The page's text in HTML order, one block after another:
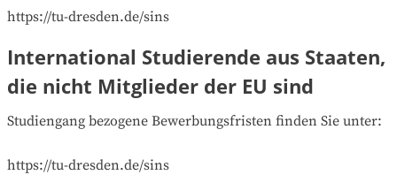
https://tu-dresden.de/sins
International Studierende aus Staaten,
die nicht Mitglieder der EU sind
Studiengang bezogene Bewerbungsfristen finden Sie unter:
https://tu-dresden.de/sins